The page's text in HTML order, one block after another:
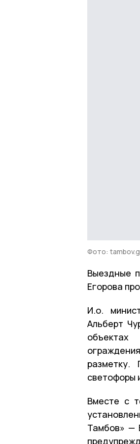
Фото:
Выездные
Егорова
И.о.
Альберт
объектах
разметку.
светофоры
Вместе с
Тамбов» —